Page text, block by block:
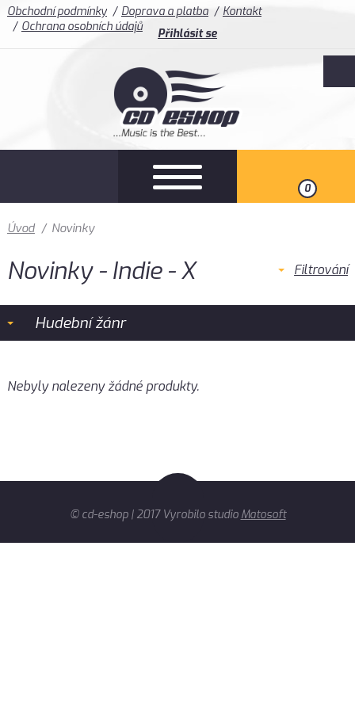
Obchodní podmínky Doprava a platba
Kontakt
Ochrana osobních údajů
Přihlásit se
0
Úvod / Novinky
Novinky - Indie - X Filtrování
Hudební žánr
Nebyly nalezeny žádné produkty.
© cd-eshop | 2017 Vyrobilo studio Matosoft